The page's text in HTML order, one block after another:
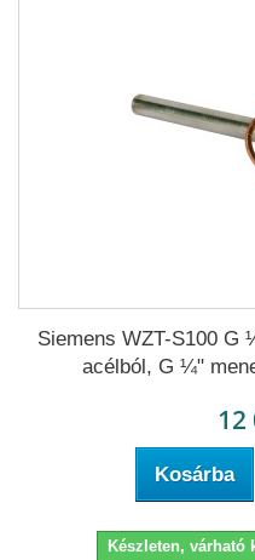
Siemens WZT-S100 G
acélból, G ¼"
12
Kosárba
Készleten, várható